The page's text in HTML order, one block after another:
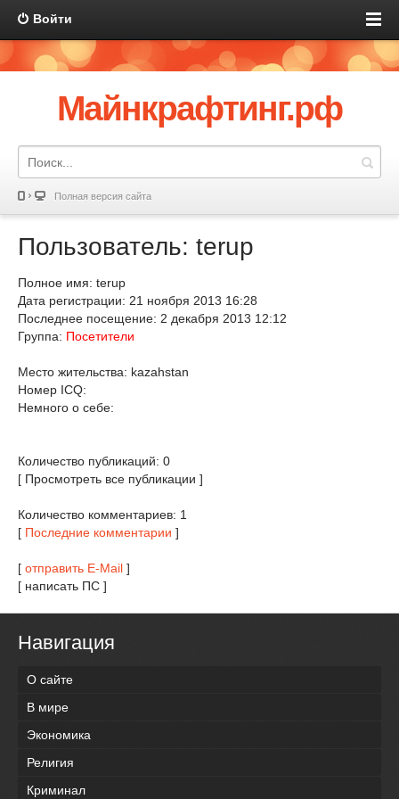
Войти
Майнкрафтинг.рф
Полная версия сайта
Пользователь: terup
Полное имя: terup
Дата регистрации: 21 ноября 2013 16:28
Последнее посещение: 2 декабря 2013 12:12
Группа: Посетители
Место жительства: kazahstan
Номер ICQ:
Немного о себе:
Количество публикаций: 0
[ Просмотреть все публикации ]
Количество комментариев: 1
[ Последние комментарии ]
[ отправить E-Mail ]
[ написать ПС ]
Навигация
О сайте
В мире
Экономика
Религия
Криминал